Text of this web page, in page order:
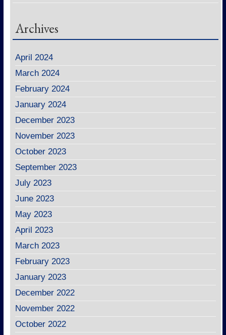
Archives
April 2024
March 2024
February 2024
January 2024
December 2023
November 2023
October 2023
September 2023
July 2023
June 2023
May 2023
April 2023
March 2023
February 2023
January 2023
December 2022
November 2022
October 2022